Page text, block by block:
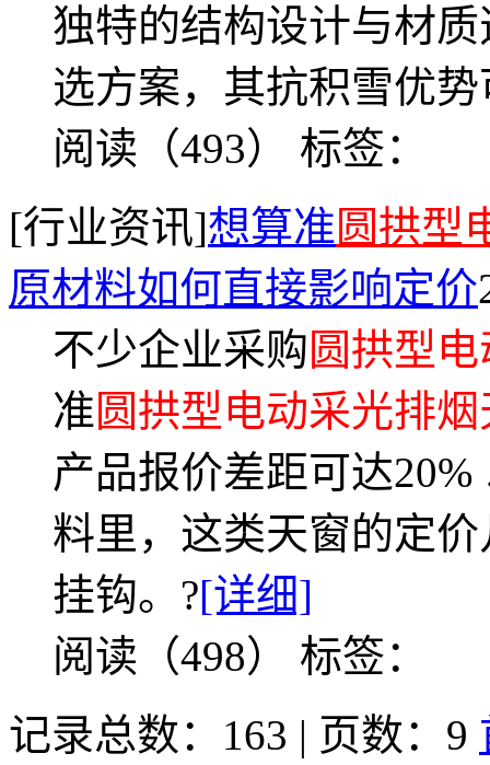
独特的结构设计与材
选方案，其抗积雪优
阅读（493） 标签：
[行业资讯]想算准圆拱型
原材料如何直接影响定价
不少企业采购圆拱型
准圆拱型电动采光排
产品报价差距可达
料里，这类天窗的定
挂钩。?[详细]
阅读（498） 标签：
记录总数：163 | 页数：9